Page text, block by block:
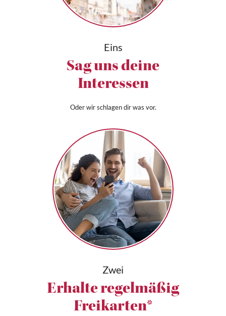
Eins
Sag uns deine
Interessen
Oder wir schlagen dir was vor.
Zwei
Erhalte regelmäßig
Freikarten*